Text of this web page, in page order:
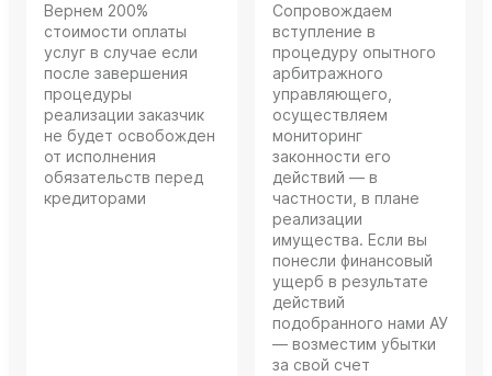
Вернем 200%
стоимости оплаты
услуг в случае если
после завершения
процедуры
реализации заказчик
не будет освобожден
от исполнения
обязательств перед
кредиторами
Сопровождаем
вступление в
процедуру опытного
арбитражного
управляющего,
осуществляем
мониторинг
законности его
действий — в
частности, в плане
реализации
имущества. Если вы
понесли финансовый
ущерб в результате
действий
подобранного нами АУ
— возместим убытки
за свой счет